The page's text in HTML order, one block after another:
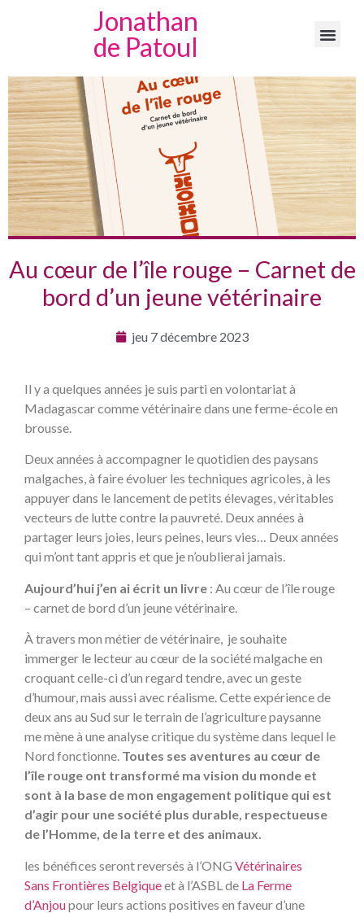
Jonathan
de Patoul
Au cœur de l’île rouge – Carnet de
bord d’un jeune vétérinaire
jeu 7 décembre 2023
Il y a quelques années je suis parti en volontariat à
Madagascar comme vétérinaire dans une ferme-école en
brousse.
Deux années à accompagner le quotidien des paysans
malgaches, à faire évoluer les techniques agricoles, à les
appuyer dans le lancement de petits élevages, véritables
vecteurs de lutte contre la pauvreté. Deux années à
partager leurs joies, leurs peines, leurs vies… Deux années
qui m’ont tant appris et que je n’oublierai jamais.
Aujourd’hui j’en ai écrit un livre : Au cœur de l’île rouge
– carnet de bord d’un jeune vétérinaire.
À travers mon métier de vétérinaire, je souhaite
immerger le lecteur au cœur de la société malgache en
croquant celle-ci d’un regard tendre, avec un geste
d’humour, mais aussi avec réalisme. Cette expérience de
deux ans au Sud sur le terrain de l’agriculture paysanne
me mène à une analyse critique du système dans lequel le
Nord fonctionne. Toutes ses aventures au cœur de
l’île rouge ont transformé ma vision du monde et
sont à la base de mon engagement politique qui est
d’agir pour une société plus durable, respectueuse
de l’Homme, de la terre et des animaux.
les bénéfices seront reversés à l’ONG Vétérinaires
Sans Frontières Belgiqueet à l’ASBL de La Ferme
d’Anjoupour leurs actions positives en faveur d’une